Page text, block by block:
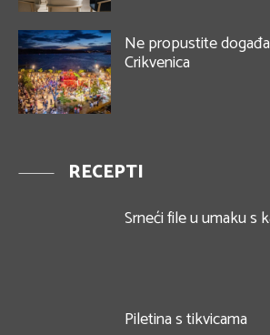
Ne propustite
Crikvenica
RECEPTI
Srneći file u umaku s
Piletina s tikvicama